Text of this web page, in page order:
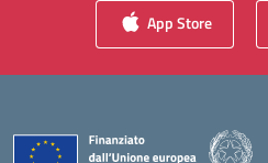
App Store